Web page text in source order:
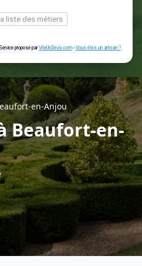
ou
à la liste des métiers
- Service proposé parViteUnDevis.com - Vous
en-Anjou
Beaufort-en-